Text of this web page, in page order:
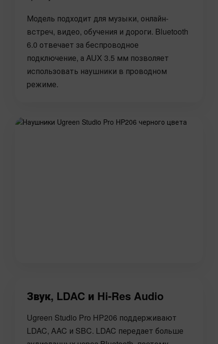
Модель подходит для музыки, онлайн-
встреч, видео, обучения и дороги. Bluetooth
6.0 отвечает за беспроводное
подключение, а AUX 3.5 мм позволяет
использовать наушники в проводном
режиме.
Звук, LDAC и Hi-Res Audio
Ugreen Studio Pro HP206 поддерживают
LDAC, AAC и SBC. LDAC передает больше